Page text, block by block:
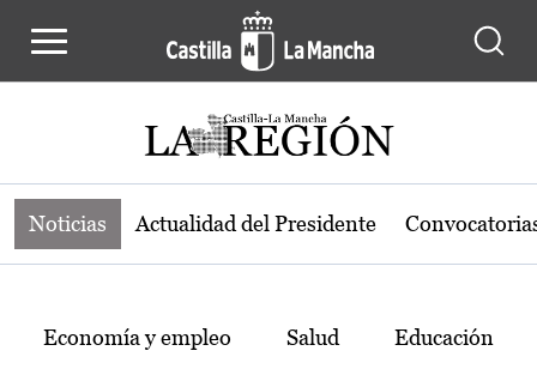
Noticias de la región de Castilla-La
Noticias Actualidad del Presidente
Temas
Economía y empleo Salud Educación